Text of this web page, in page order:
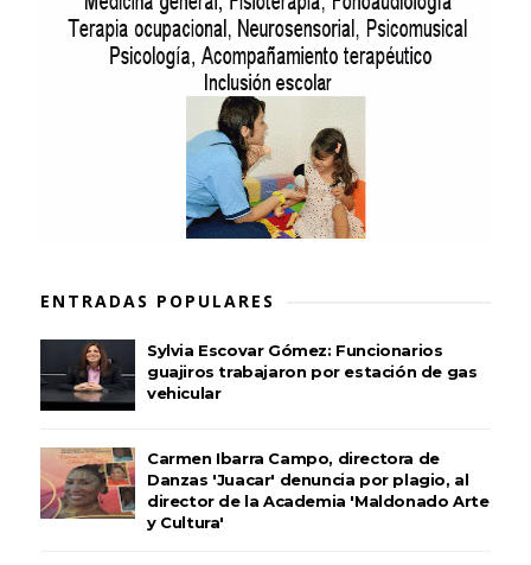
ENTRADAS POPULARES
Sylvia Escovar Gómez: Funcionarios
guajiros trabajaron por estación de gas
vehicular
Carmen Ibarra Campo, directora de
Danzas 'Juacar' denuncia por plagio, al
director de la Academia 'Maldonado Arte
y Cultura'